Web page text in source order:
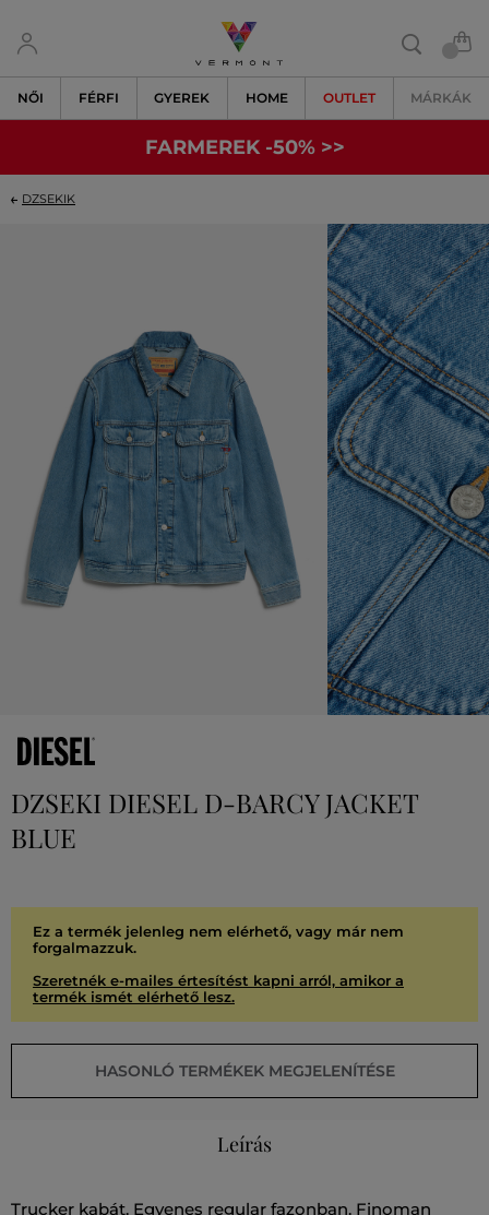
NŐI FÉRFI GYEREK HOME OUTLET MÁRKÁK
FARMEREK -50% >>
DZSEKIK
DZSEKI DIESEL D-BARCY JACKET
BLUE
Ez a termék jelenleg nem elérhető, vagy már nem
forgalmazzuk.
Szeretnék e-mailes értesítést kapni arról, amikor a
termék ismét elérhető lesz.
HASONLÓ TERMÉKEK MEGJELENÍTÉSE
Leírás
Trucker kabát. Egyenes regular fazonban. Finoman